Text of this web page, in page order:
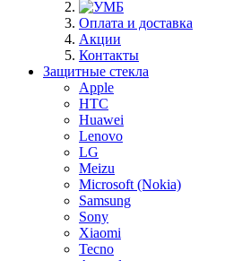
Оплата и доставка
Акции
Контакты
Защитные стекла
Apple
HTC
Huawei
Lenovo
LG
Meizu
Microsoft (Nokia)
Samsung
Sony
Xiaomi
Tecno